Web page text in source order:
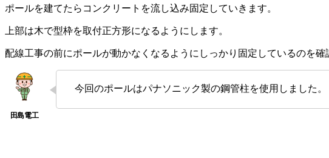
ポールを建てたらコンクリートを流し込み固定していきます。
上部は木で型枠を取付正方形になるようにします。
配線工事の前にポールが動かなくなるようにしっかり固定しているのを確
今回のポールはパナソニック製の鋼管柱を使用しました。